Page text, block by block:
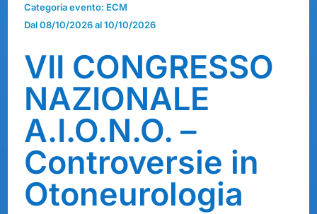
Categoria evento: ECM
Dal 08/10/2026 al 10/10/2026
VII CONGRESSO
NAZIONALE
A.I.O.N.O. –
Controversie in
Otoneurologia